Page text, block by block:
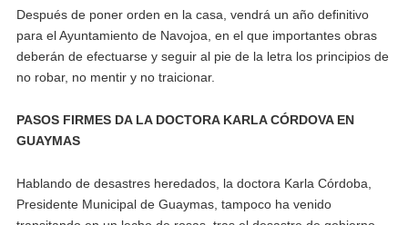
Después de poner orden en la casa, vendrá un año definitivo
para el Ayuntamiento de Navojoa, en el que importantes obras
deberán de efectuarse y seguir al pie de la letra los principios de
no robar, no mentir y no traicionar.
PASOS FIRMES DA LA DOCTORA KARLA CÓRDOVA EN
GUAYMAS
Hablando de desastres heredados, la doctora Karla Córdoba,
Presidente Municipal de Guaymas, tampoco ha venido